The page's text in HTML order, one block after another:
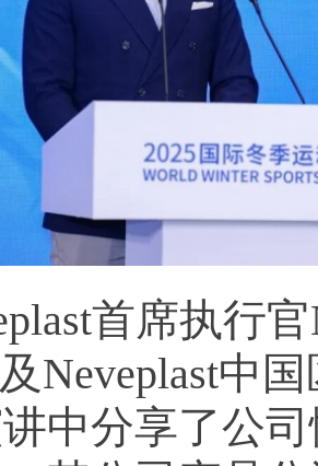
首席执行官
Neveplast中
中分享了公